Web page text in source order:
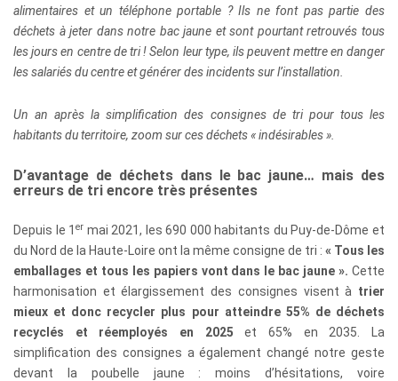
alimentaires et un téléphone portable ? Ils ne font pas partie des
déchets à jeter dans notre bac jaune et sont pourtant retrouvés tous
les jours en centre de tri ! Selon leur type, ils peuvent mettre en danger
les salariés du centre et générer des incidents sur l’installation.
Un an après la simplification des consignes de tri pour tous les
habitants du territoire, zoom sur ces déchets « indésirables ».
D’avantage de déchets dans le bac jaune… mais des
erreurs de tri encore très présentes
Depuis le 1er mai 2021, les 690 000 habitants du Puy-de-Dôme et
du Nord de la Haute-Loire ont la même consigne de tri : « Tous les
emballages et tous les papiers vont dans le bac jaune ». Cette
harmonisation et élargissement des consignes visent à trier
mieux et donc recycler plus pour atteindre 55% de déchets
recyclés et réemployés en 2025 et 65% en 2035. La
simplification des consignes a également changé notre geste
devant la poubelle jaune : moins d’hésitations, voire